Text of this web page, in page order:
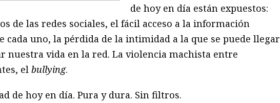
de hoy en día están expuestos:
de las redes sociales, el fácil acceso a la información
cada uno, la pérdida de la intimidad a la que se puede llegar
nuestra vida en la red. La violencia machista entre
el bullying.
de hoy en día. Pura y dura. Sin filtros.